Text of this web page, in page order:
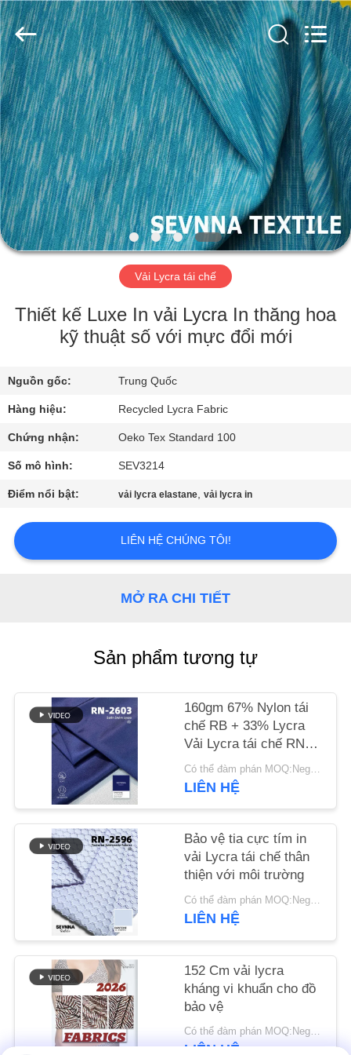
TRANG
CHỦ
CÁC
SẢN
PHẨM
HƯỚNG
VR
CHÚNG
TÔI
THAM
QUAN
MÁY
LIÊN
CHÚNG
TIN
TRƯỜNG
HỢP
ĐỒ
-
2026
SEVNNA
TEXTILE.
All
Rights
Reserved.
Vải Lycra tái chế
Thiết kế Luxe In vải Lycra In thăng hoa
kỹ thuật số với mực đổi mới
Nguồn gốc: Trung Quốc
Hàng hiệu: Recycled Lycra Fabric
Chứng nhận: Oeko Tex Standard 100
Số mô hình: SEV3214
Điểm nổi bật: vải lycra elastane,vải lycra in
LIÊN HỆ CHÚNG TÔI!
MỞ RA CHI TIẾT
Sản phẩm tương tự
160gm 67% Nylon tái
chế RB + 33% Lycra
Vải Lycra tái chế RN-
2603
Có thể đàm phán MOQ:Negotiable
LIÊN HỆ
Bảo vệ tia cực tím in
vải Lycra tái chế thân
thiện với môi trường
Có thể đàm phán MOQ:Negotiable
LIÊN HỆ
152 Cm vải lycra
kháng vi khuẩn cho đồ
bảo vệ
Có thể đàm phán MOQ:Negotiable
LIÊN HỆ